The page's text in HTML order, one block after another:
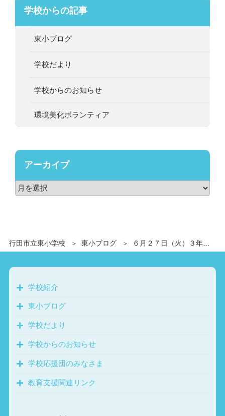
行田市立東小学校 東小ブログ ６月２７日（火）３年生社会科見学 埼玉防災学習センター、環境科学国際センター、グリコピア・イーストに行ってきました
学校からの記事
東小ブログ
学校だより
学校からのお知らせ
環境美化ボランティア
アーカイブ
学校紹介
東小ブログ
学校だより
学校からのお知らせ
学校応援団のみなさま
教育支援関連リンク